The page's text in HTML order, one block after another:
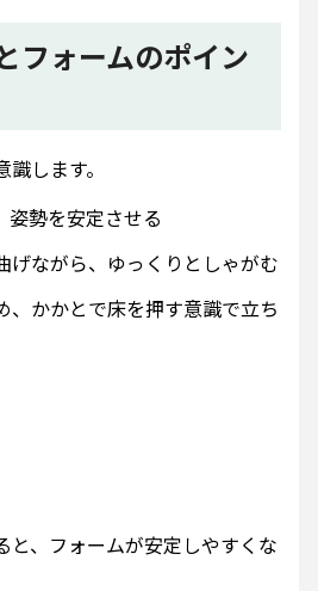
フォームのポイン
します。
姿勢を安定させる
げながら、ゆっくりとしゃがむ
、かかとで床を押す意識で立ち
と、フォームが安定しやすくな